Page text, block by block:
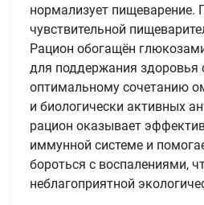
нормализует пищеварение.
чувствительной
Рацион обогащён
для поддержания здоровья
оптимальному сочетанию
и биологически активных
рацион оказывает
иммунной системе и
бороться с воспалениями,
неблагоприятной